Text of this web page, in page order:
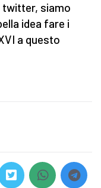
twitter, siamo
idea fare i
a questo